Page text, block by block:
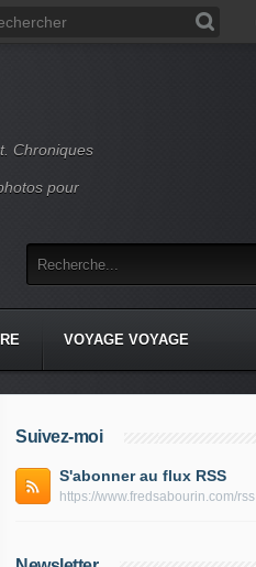
Chroniques
pour
VOYAGE VOYAGE
Suivez-moi
S'abonner au flux RSS
https://www.fredsabourin.com/rss